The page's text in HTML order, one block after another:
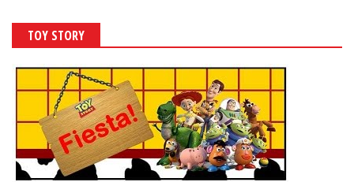
TOY STORY